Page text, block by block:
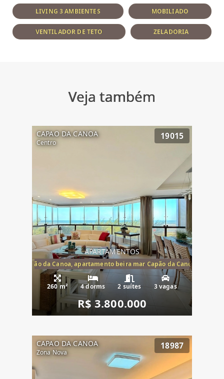
LIVING 3 AMBIENTES MOBILIADO
VENTILADOR DE TETO ZELADORIA
Veja também
CAPAO DA CANOA
Centro
19015
APARTAMENTOS
mar Capão da Canoa, apartamento beira mar Capão da Canoa,
260 m² 4 dorms 2 suítes 3 vagas
R$ 3.800.000
CAPAO DA CANOA
Zona Nova
18987